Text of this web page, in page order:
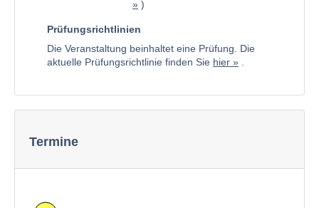
)
Prüfungsrichtlinien
Die Veranstaltung beinhaltet eine Prüfung. Die
aktuelle Prüfungsrichtlinie finden Sie hier
Termine